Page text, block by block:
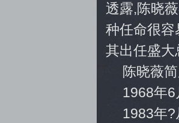
透露,陈晓
种任命很容
其出任盛
陈晓薇
1968年
1983年